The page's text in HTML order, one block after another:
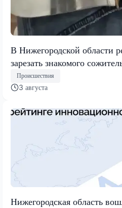
В Нижегородской области
зарезать знакомого
Происшествия
3 августа
Нижегородская область